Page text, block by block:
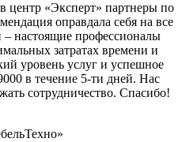
центр «Эксперт» партнеры по
оправдала себя на все
настоящие профессионалы
затратах времени и
уровень услуг и успешное
в течение 5-ти дней. Нас
сотрудничество. Спасибо!